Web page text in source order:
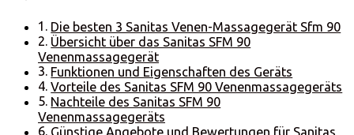
Die besten 3 Sanitas Venen-Massagegerät Sfm 90
Übersicht über das Sanitas SFM 90
Venenmassagegerät
Funktionen und Eigenschaften des Geräts
Vorteile des Sanitas SFM 90 Venenmassagegeräts
Nachteile des Sanitas SFM 90
Venenmassagegeräts
Günstige Angebote und Bewertungen für Sanitas